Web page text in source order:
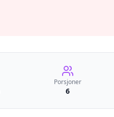
Porsjoner
6